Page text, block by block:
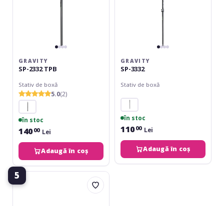
GRAVITY
SP-2332 TPB
Stativ de boxă
5.0(2)
în stoc
14000 Lei
Adaugă în coș
GRAVITY
SP-3332
Stativ de boxă
în stoc
11000 Lei
Adaugă în coș
5
Adam
Hall